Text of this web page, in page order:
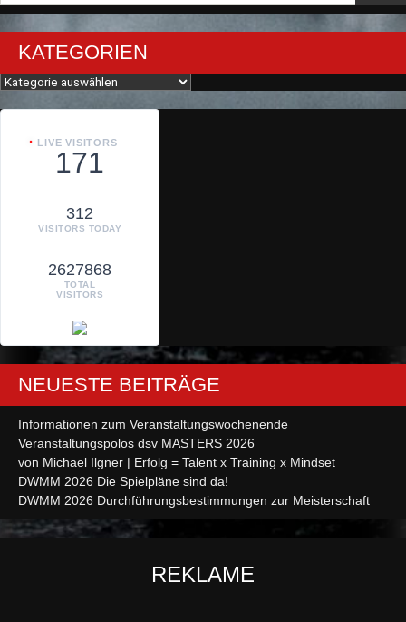
KATEGORIEN
Kategorien
LIVE VISITORS
171
312
VISITORS TODAY
2627868
TOTAL
VISITORS
NEUESTE BEITRÄGE
Informationen zum Veranstaltungswochenende
Veranstaltungspolos dsv MASTERS 2026
von Michael Ilgner | Erfolg = Talent x Training x Mindset
DWMM 2026 Die Spielpläne sind da!
DWMM 2026 Durchführungsbestimmungen zur Meisterschaft
REKLAME